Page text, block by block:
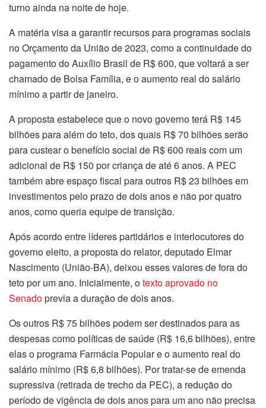
turno ainda na noite de hoje.
A matéria visa a garantir recursos para programas sociais
no Orçamento da União de 2023, como a continuidade do
pagamento do Auxílio Brasil de R$ 600, que voltará a ser
chamado de Bolsa Família, e o aumento real do salário
mínimo a partir de janeiro.
A proposta estabelece que o novo governo terá R$ 145
bilhões para além do teto, dos quais R$ 70 bilhões serão
para custear o benefício social de R$ 600 reais com um
adicional de R$ 150 por criança de até 6 anos. A PEC
também abre espaço fiscal para outros R$ 23 bilhões em
investimentos pelo prazo de dois anos e não por quatro
anos, como queria equipe de transição.
Após acordo entre líderes partidários e interlocutores do
governo eleito, a proposta do relator, deputado Elmar
Nascimento (União-BA), deixou esses valores de fora do
teto por um ano. Inicialmente, otexto aprovado no
Senadoprevia a duração de dois anos.
Os outros R$ 75 bilhões podem ser destinados para as
despesas como políticas de saúde (R$ 16,6 bilhões), entre
elas o programa Farmácia Popular e o aumento real do
salário mínimo (R$ 6,8 bilhões). Por tratar-se de emenda
supressiva (retirada de trecho da PEC), a redução do
período de vigência de dois anos para um ano não precisa